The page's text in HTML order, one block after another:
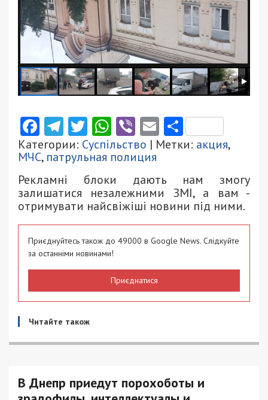
Facebook
Telegram
Twitter
WhatsApp
ViberEmail
Категории: Суспільство | Метки: акция,
МЧС, патрульная полиция
Рекламні блоки дають нам змогу
залишатися незалежними ЗМІ, а вам -
отримувати найсвіжіші новини під ними.
Приєднуйтесь також до 49000 в Google News. Слідкуйте
за останніми новинами!
Приєднатися
Читайте також
В Днепр приедут порохоботы и